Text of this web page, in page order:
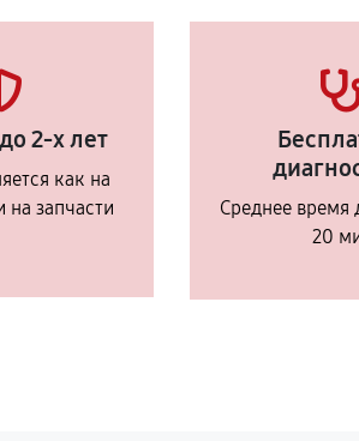
2-х лет
как на
на запчасти
Среднее время
20